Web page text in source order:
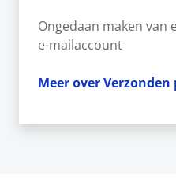
Ongedaan maken van
e-mailaccount
Meer over